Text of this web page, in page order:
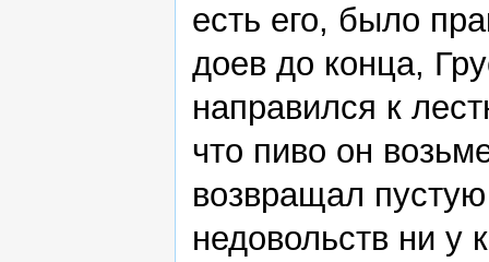
есть его, было
доев до конца,
направился к
что пиво он
возвращал
недовольств ни у